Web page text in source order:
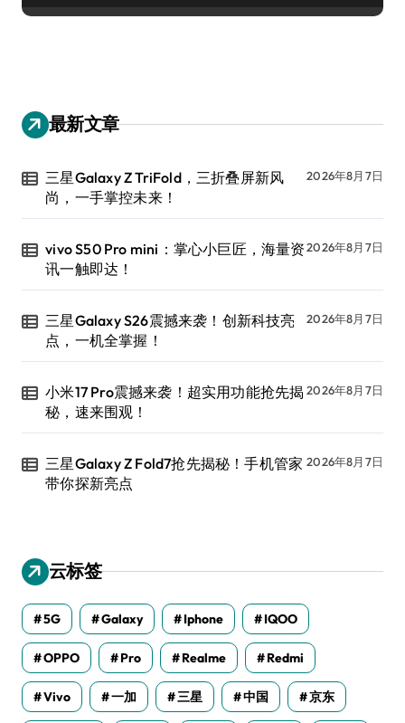
最新文章
三星Galaxy Z TriFold，三折叠屏新风
尚，一手掌控未来！
2026年8月7日
vivo S50 Pro mini：掌心小巨匠，海量资
讯一触即达！
2026年8月7日
三星Galaxy S26震撼来袭！创新科技亮
点，一机全掌握！
2026年8月7日
小米17 Pro震撼来袭！超实用功能抢先揭
秘，速来围观！
2026年8月7日
三星Galaxy Z Fold7抢先揭秘！手机管家
带你探新亮点
2026年8月7日
云标签
5G Galaxy Iphone IQOO
OPPO Pro Realme Redmi
Vivo 一加 三星 中国 京东